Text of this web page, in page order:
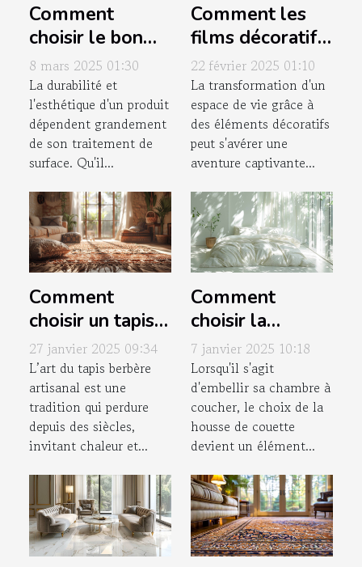
Comment
choisir le bon
traitement de
surface pour
différents
matériaux
8 mars 2025 01:30
La durabilité et
l'esthétique d'un produit
dépendent grandement
de son traitement de
surface. Qu'il...
Comment les
films décoratifs
peuvent
métamorphoser
votre intérieur
22 février 2025 01:10
La transformation d'un
espace de vie grâce à
des éléments décoratifs
peut s'avérer une
aventure captivante...
Comment
choisir un tapis
berbère
artisanal pour
votre intérieur
27 janvier 2025 09:34
L’art du tapis berbère
artisanal est une
tradition qui perdure
depuis des siècles,
invitant chaleur et...
Comment
choisir la
meilleure
housse de
couette
140x200 pour
votre chambre
7 janvier 2025 10:18
Lorsqu'il s'agit
d'embellir sa chambre à
coucher, le choix de la
housse de couette
devient un élément...